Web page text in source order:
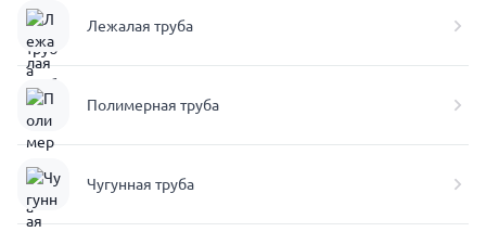
Лежалая труба
Полимерная труба
Чугунная труба